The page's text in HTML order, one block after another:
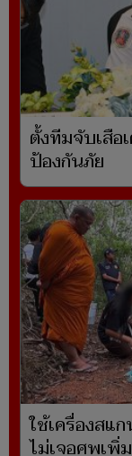
ตั้งทีมจับเสือ
ป้องกันภัย
ใช้เครื่องสแ
ไม่เจอศพเพิ่ม